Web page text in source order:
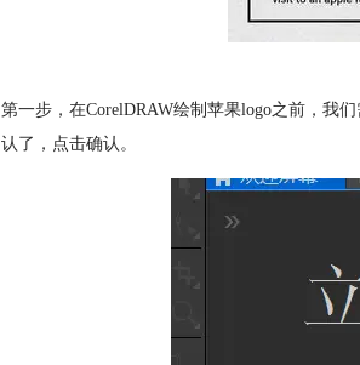
第一步，在CorelDRAW绘制苹果logo之前，我
认了，点击确认。